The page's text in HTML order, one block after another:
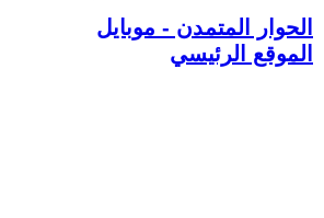
الحوار المتمدن - موبايل
الموقع الرئيسي